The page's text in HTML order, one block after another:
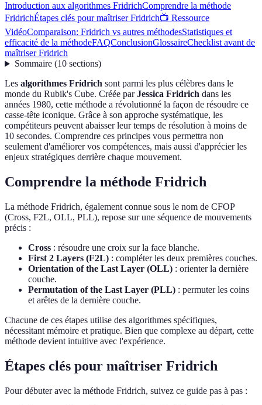
Introduction aux algorithmes FridrichComprendre la méthode
FridrichÉtapes clés pour maîtriser Fridrich📺 Ressource
VidéoComparaison: Fridrich vs autres méthodesStatistiques et
efficacité de la méthodeFAQConclusionGlossaireChecklist avant de
maîtriser Fridrich
Sommaire(10 sections)
Les algorithmes Fridrich sont parmi les plus célèbres dans le
monde du Rubik's Cube. Créée parJessica Fridrich dans les
années 1980, cette méthode a révolutionné la façon de résoudre ce
casse-tête iconique. Grâce à son approche systématique, les
compétiteurs peuvent abaisser leur temps de résolution à moins de
10 secondes. Comprendre ces principes vous permettra non
seulement d'améliorer vos compétences, mais aussi d'apprécier les
enjeux stratégiques derrière chaque mouvement.
Comprendre la méthode Fridrich
La méthode Fridrich, également connue sous le nom de CFOP
(Cross, F2L, OLL, PLL), repose sur une séquence de mouvements
précis :
Cross : résoudre une croix sur la face blanche.
First 2 Layers (F2L) : compléter les deux premières couches.
Orientation of the Last Layer (OLL) : orienter la dernière
couche.
Permutation of the Last Layer (PLL) : permuter les coins
et arêtes de la dernière couche.
Chacune de ces étapes utilise des algorithmes spécifiques,
nécessitant mémoire et pratique. Bien que complexe au départ, cette
méthode devient intuitive avec l'expérience.
Étapes clés pour maîtriser Fridrich
Pour débuter avec la méthode Fridrich, suivez ce guide pas à pas :